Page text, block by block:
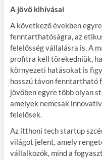
A jövő kihívásai
A következő években
fenntarthatóságra, az
felelősség vállalásra is. A
profitra kell törekedniük,
környezeti hatásokat is
hosszú távon fenntartható
jövőben egyre több olyan
amelyek nemcsak
felelősek.
Az itthoni tech startup
világot jelent, amely
vállalkozók, mind a